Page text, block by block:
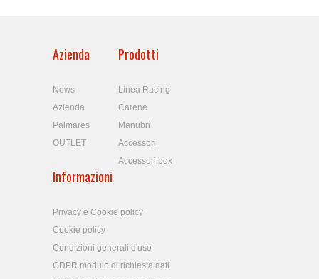
Azienda
News
Azienda
Palmares
OUTLET
Prodotti
Linea Racing
Carene
Manubri
Accessori
Accessori box
Informazioni
Privacy e Cookie policy
Cookie policy
Condizioni generali d'uso
GDPR modulo di richiesta dati